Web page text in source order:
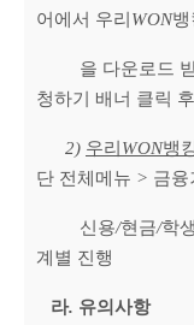
어에서 우리 WON뱅
을 다운로드
청하기 배너 클릭
2) 우리 WON뱅
단 전체메뉴 > 금융
신용/현금/학
계별 진행
라. 유의사항